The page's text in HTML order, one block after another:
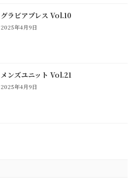
グラビアプレス Vol.10
2025年4月9日
メンズユニット Vol.21
2025年4月9日